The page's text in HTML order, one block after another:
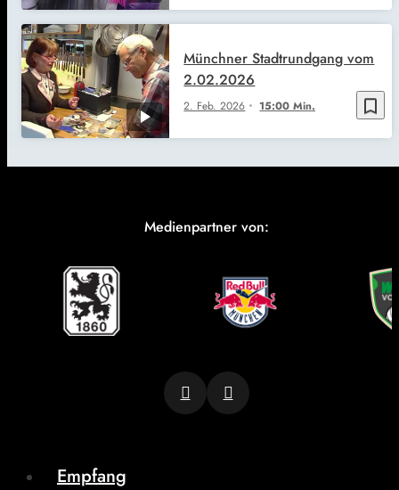
bookmark_border
2. Feb. 2026 15:00 Min.
Münchner Stadtrundgang vom
2.02.2026
Medienpartner von:
Empfang